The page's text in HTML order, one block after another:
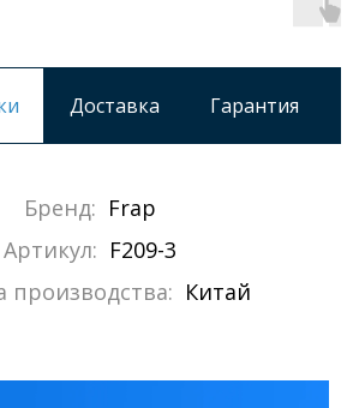
Доставка Гарантия
Бренд: Frap
Артикул: F209-3
производства: Китай